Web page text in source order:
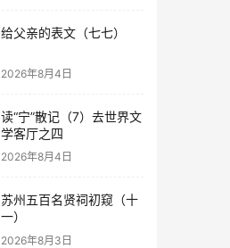
给父亲的表文（七七）
2026年8月4日
读“宁”散记（7）去世界文
学客厅之四
2026年8月4日
苏州五百名贤祠初窥（十
一）
2026年8月3日